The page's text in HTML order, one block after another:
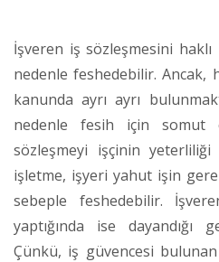
İşveren iş sözleşmesini
nedenle feshedebilir. Ancak,
kanunda ayrı ayrı
nedenle fesih için somut
sözleşmeyi işçinin yeterliliği
işletme, işyeri yahut işin
sebeple feshedebilir.
yaptığında ise dayandığı
Çünkü, iş güvencesi